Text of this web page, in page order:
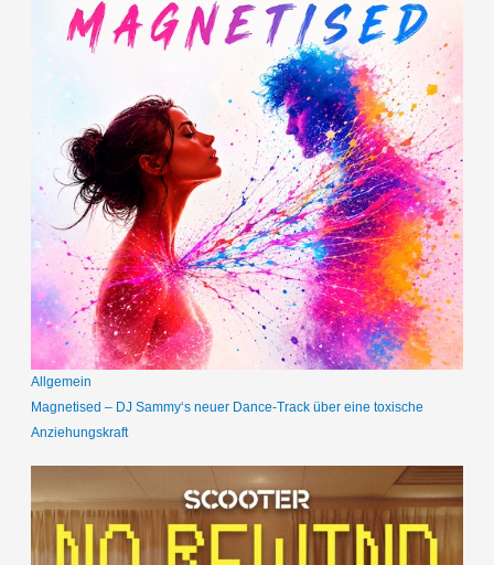
Allgemein
Magnetised – DJ Sammy‘s neuer Dance-Track über eine toxische
Anziehungskraft